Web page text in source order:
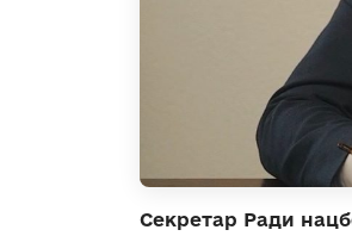
Секретар Ради